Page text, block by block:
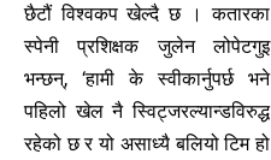
छैटौं विश्वकप खेल्दै छ । कतारका
स्पेनी प्रशिक्षक जुलेन लोपेटगुइ
भन्छन्, ‘हामी के स्वीकार्नुपर्छ भने
पहिलो खेल नै स्विट्जरल्यान्डविरुद्ध
रहेको छ र यो असाध्यै बलियो टिम हो